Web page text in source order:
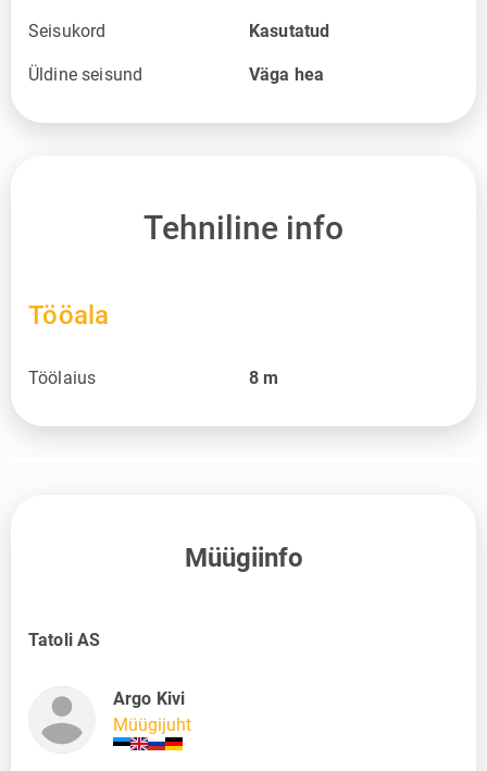
Seisukord Kasutatud
Üldine seisund Väga hea
Tehniline info
Tööala
Töölaius 8 m
Müügiinfo
Tatoli AS
Argo Kivi
Müügijuht